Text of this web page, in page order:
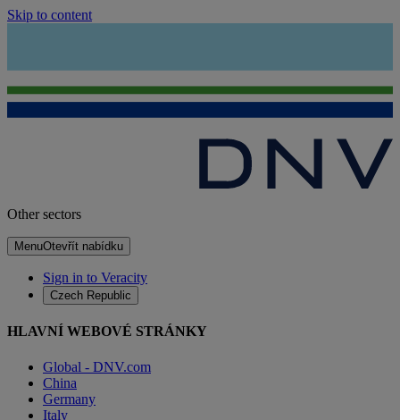
Skip to content
Other sectors
MenuOtevřít nabídku
Sign in to Veracity
Czech Republic
HLAVNÍ WEBOVÉ STRÁNKY
Global - DNV.com
China
Germany
Italy